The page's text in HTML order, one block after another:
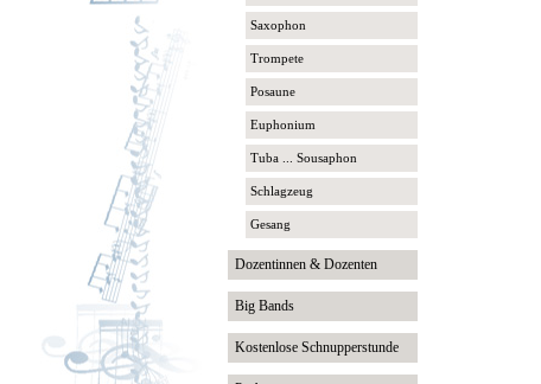
Saxophon
Trompete
Posaune
Euphonium
Tuba ... Sousaphon
Schlagzeug
Gesang
Dozentinnen & Dozenten
Big Bands
Kostenlose Schnupperstunde